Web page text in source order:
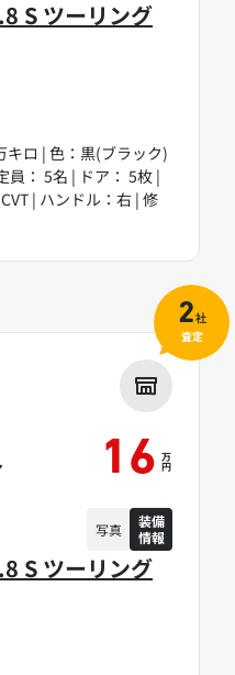
S ツーリング
ロ | 色：黒(ブラック)
員： 5名 | ドア： 5枚 |
| ハンドル：右 | 修
S ツーリング
16 万
円
写真
装備
情報
2社
査定